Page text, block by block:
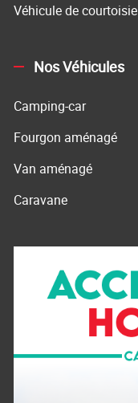
Véhicule de courtoisie
Nos Véhicules
Camping-car
Fourgon aménagé
Van aménagé
Caravane